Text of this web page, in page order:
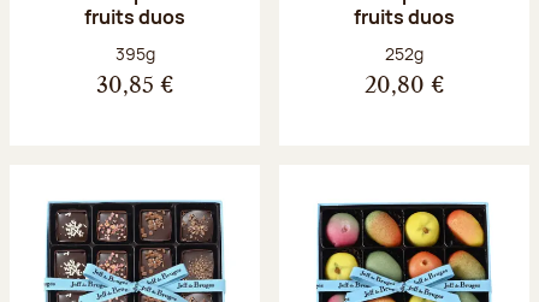
fruits duos
Poids net :
395g
30,85 €
fruits duos
Poids net :
252g
20,80 €